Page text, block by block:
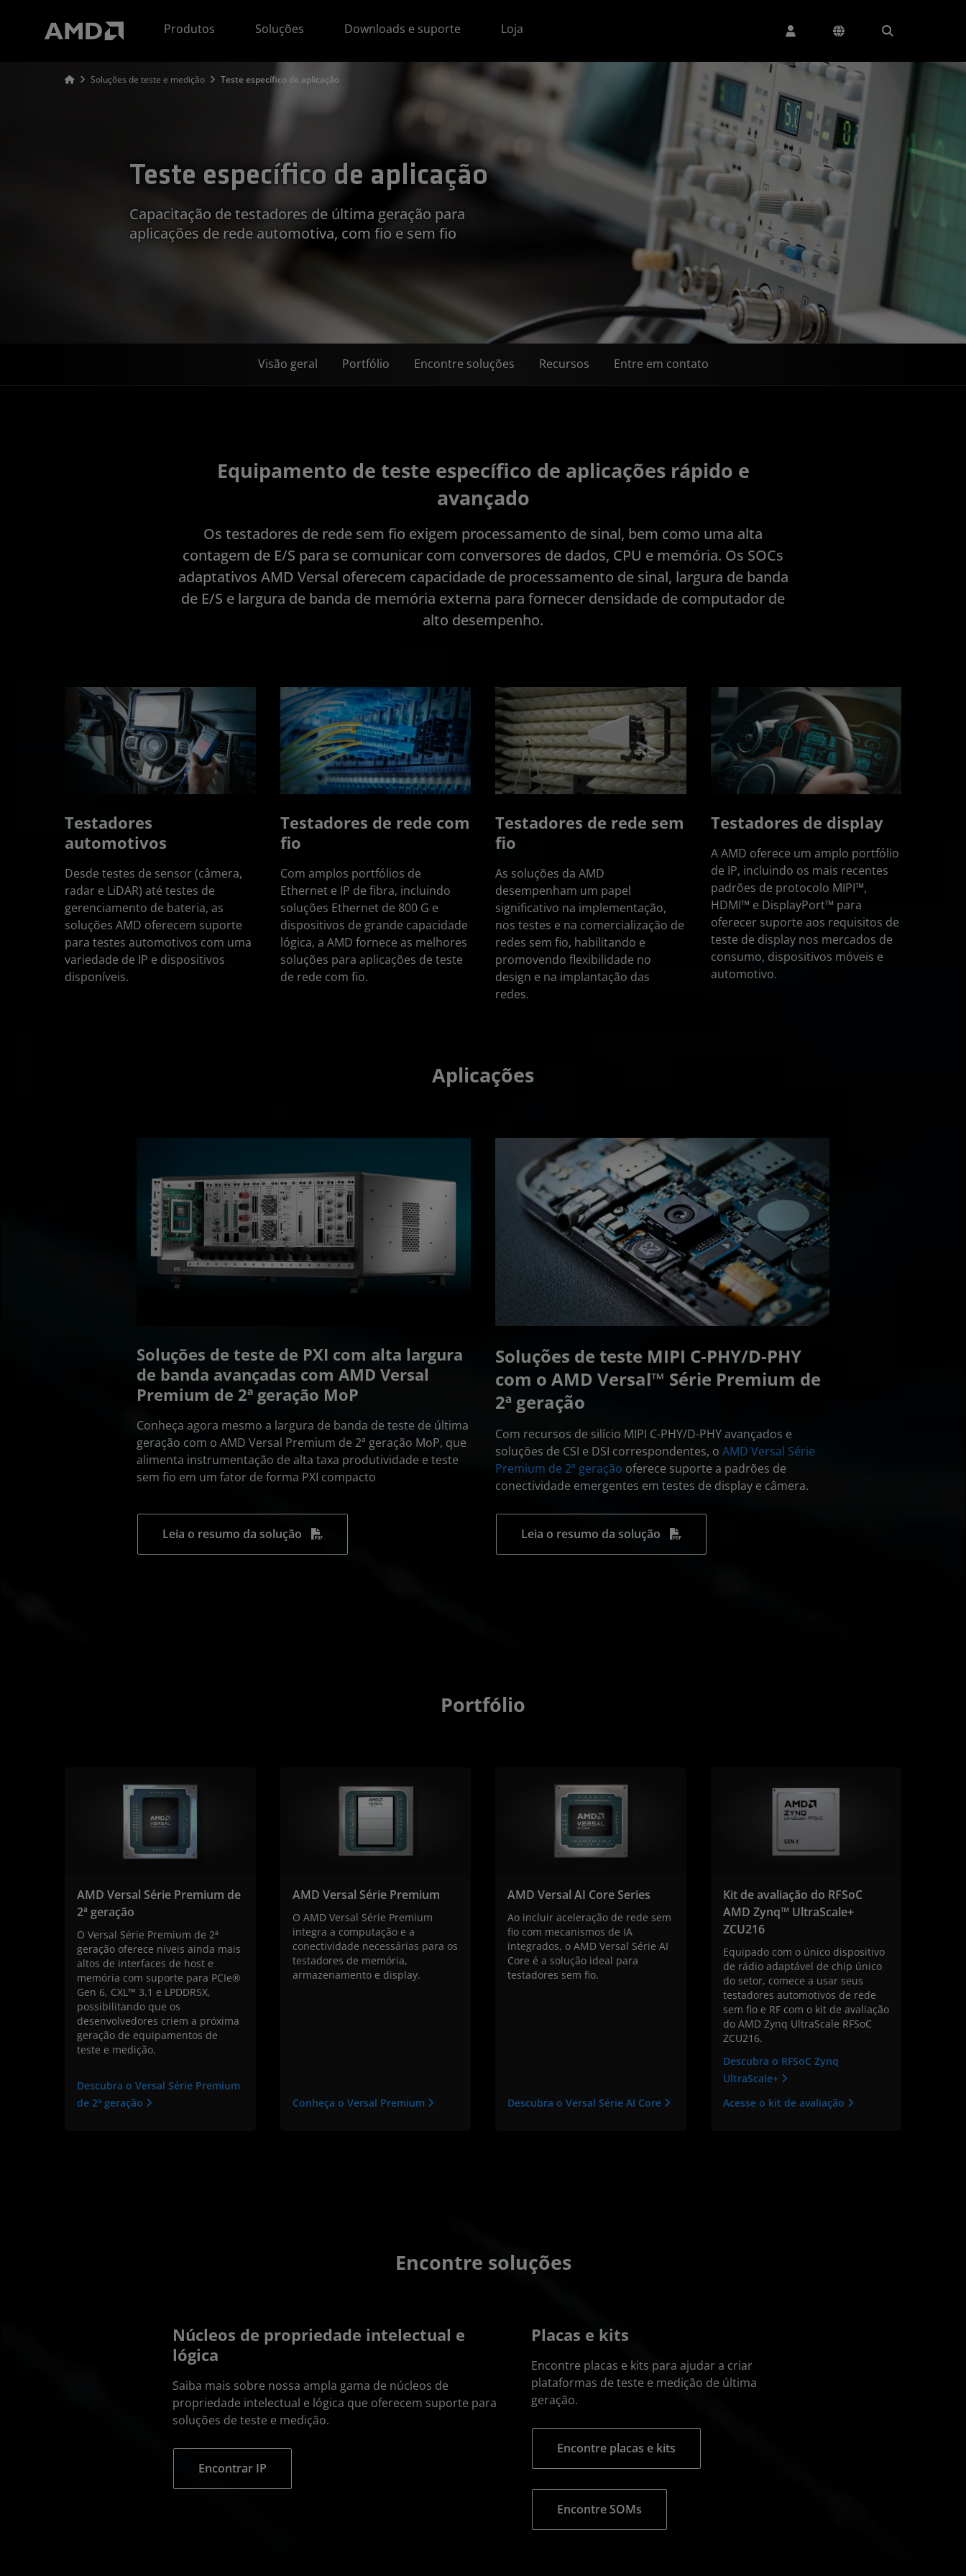
Produtos
Soluções Downloads e suporte Loja
Soluções de teste e medição Teste específico de aplicação
Teste específico de aplicação
Capacitação de testadores de última geração para
aplicações de rede automotiva, com fio e sem fio
Visão geral Portfólio Encontre soluções Recursos Entre em contato
Equipamento de teste específico de aplicações rápido e
avançado
Os testadores de rede sem fio exigem processamento de sinal, bem como uma alta
contagem de E/S para se comunicar com conversores de dados, CPU e memória. Os SOCs
adaptativos AMD Versal oferecem capacidade de processamento de sinal, largura de banda
de E/S e largura de banda de memória externa para fornecer densidade de computador de
alto desempenho.
Testadores
automotivos
Desde testes de sensor (câmera,
radar e LiDAR) até testes de
gerenciamento de bateria, as
soluções AMD oferecem suporte
para testes automotivos com uma
variedade de IP e dispositivos
disponíveis.
Testadores de rede com
fio
Com amplos portfólios de
Ethernet e IP de fibra, incluindo
soluções Ethernet de 800 G e
dispositivos de grande capacidade
lógica, a AMD fornece as melhores
soluções para aplicações de teste
de rede com fio.
Testadores de rede sem
fio
As soluções da AMD
desempenham um papel
significativo na implementação,
nos testes e na comercialização de
redes sem fio, habilitando e
promovendo flexibilidade no
design e na implantação das
redes.
Testadores de display
A AMD oferece um amplo portfólio
de IP, incluindo os mais recentes
padrões de protocolo MIPI™,
HDMI™ e DisplayPort™ para
oferecer suporte aos requisitos de
teste de display nos mercados de
consumo, dispositivos móveis e
automotivo.
Aplicações
Soluções de teste de PXI com alta largura
de banda avançadas com AMD Versal
Premium de 2ª geração MoP
Conheça agora mesmo a largura de banda de teste de última
geração com o AMD Versal Premium de 2ª geração MoP, que
alimenta instrumentação de alta taxa produtividade e teste
sem fio em um fator de forma PXI compacto
Leia o resumo da solução
Soluções de teste MIPI C-PHY/D-PHY
com o AMD Versal™ Série Premium de
2ª geração
Com recursos de silício MIPI C-PHY/D-PHY avançados e
soluções de CSI e DSI correspondentes, o AMD Versal Série
Premium de 2ª geração oferece suporte a padrões de
conectividade emergentes em testes de display e câmera.
Leia o resumo da solução
Portfólio
AMD Versal Série Premium de
2ª geração
O Versal Série Premium de 2ª
geração oferece níveis ainda mais
altos de interfaces de host e
memória com suporte para PCIe®
Gen 6, CXL™ 3.1 e LPDDR5X,
possibilitando que os
desenvolvedores criem a próxima
geração de equipamentos de
teste e medição.
Descubra o Versal Série Premium
de 2ª geração
AMD Versal Série Premium
O AMD Versal Série Premium
integra a computação e a
conectividade necessárias para os
testadores de memória,
armazenamento e display.
Conheça o Versal Premium
AMD Versal AI Core Series
Ao incluir aceleração de rede sem
fio com mecanismos de IA
integrados, o AMD Versal Série AI
Core é a solução ideal para
testadores sem fio.
Descubra o Versal Série AI Core
Kit de avaliação do RFSoC
AMD Zynq™ UltraScale+
ZCU216
Equipado com o único dispositivo
de rádio adaptável de chip único
do setor, comece a usar seus
testadores automotivos de rede
sem fio e RF com o kit de avaliação
do AMD Zynq UltraScale RFSoC
ZCU216.
Descubra o RFSoC Zynq
UltraScale+
Acesse o kit de avaliação
Encontre soluções
Núcleos de propriedade intelectual e
lógica
Saiba mais sobre nossa ampla gama de núcleos de
propriedade intelectual e lógica que oferecem suporte para
soluções de teste e medição.
Encontrar IP
Placas e kits
Encontre placas e kits para ajudar a criar
plataformas de teste e medição de última
geração.
Encontre placas e kits
Encontre SOMs